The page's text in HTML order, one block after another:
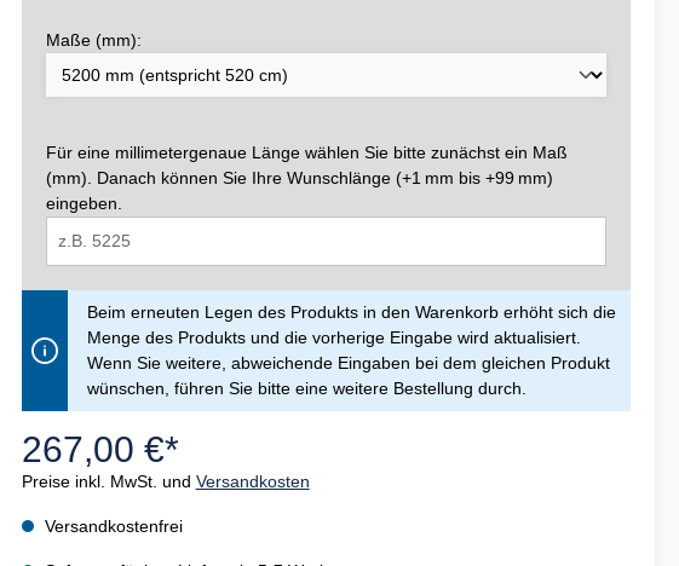
Maße (mm):
Für eine millimetergenaue Länge wählen Sie bitte zunächst ein Maß
(mm). Danach können Sie Ihre Wunschlänge (+1 mm bis +99 mm)
eingeben.
Beim erneuten Legen des Produkts in den Warenkorb erhöht sich die
Menge des Produkts und die vorherige Eingabe wird aktualisiert.
Wenn Sie weitere, abweichende Eingaben bei dem gleichen Produkt
wünschen, führen Sie bitte eine weitere Bestellung durch.
267,00 €*
Preise inkl. MwSt. und Versandkosten
Versandkostenfrei